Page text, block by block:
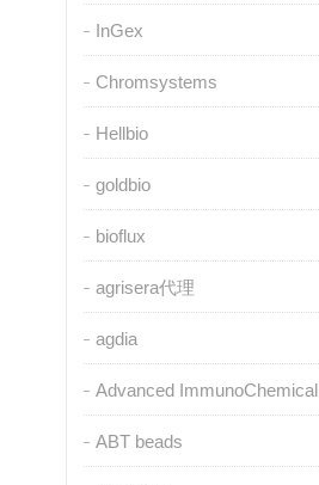
InGex
Chromsystems
Hellbio
goldbio
bioflux
agrisera代理
agdia
Advanced ImmunoChemical
ABT beads